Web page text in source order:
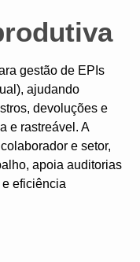
gestão de EPIs
ajudando
devoluções e
e rastreável. A
e setor,
apoia auditorias
eficiência